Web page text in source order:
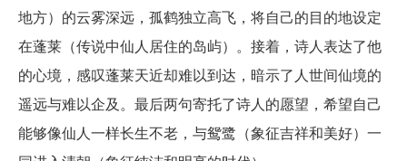
地方）的云雾深远，孤鹤独立高飞，将自己的目的地设定
在蓬莱（传说中仙人居住的岛屿）。接着，诗人表达了他
的心境，感叹蓬莱天近却难以到达，暗示了人世间仙境的
遥远与难以企及。最后两句寄托了诗人的愿望，希望自己
能够像仙人一样长生不老，与鸳鹭（象征吉祥和美好）一